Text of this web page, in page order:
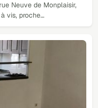
Neuve de Monplaisir,
vis, proche…